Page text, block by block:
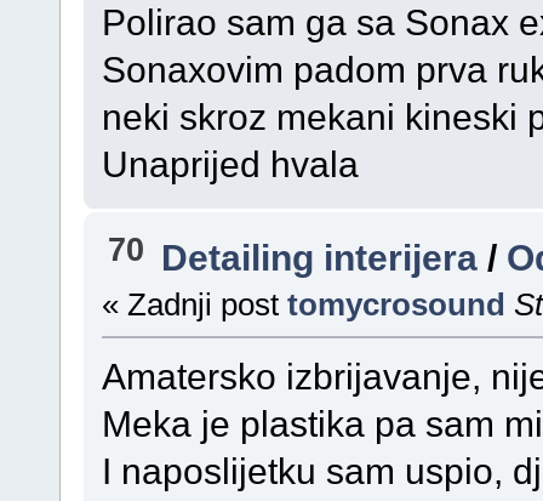
Polirao sam ga sa Sonax
Sonaxovim padom prva
neki skroz mekani kineski
Unaprijed hvala
70 Detailing interijera /
« Zadnji post tomycrosound
Amatersko izbrijavanje,
Meka je plastika pa sam
I naposlijetku sam uspio,